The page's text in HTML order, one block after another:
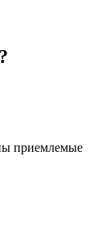
приемлемые